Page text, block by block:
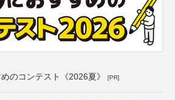
のコンテスト《2026夏》 [PR]